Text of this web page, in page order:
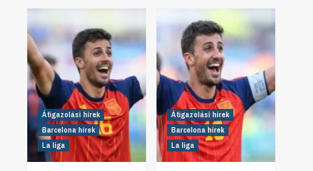
Átigazolási hírek
Barcelona hírek
La liga
Átigazolási hírek
Barcelona hírek
La liga